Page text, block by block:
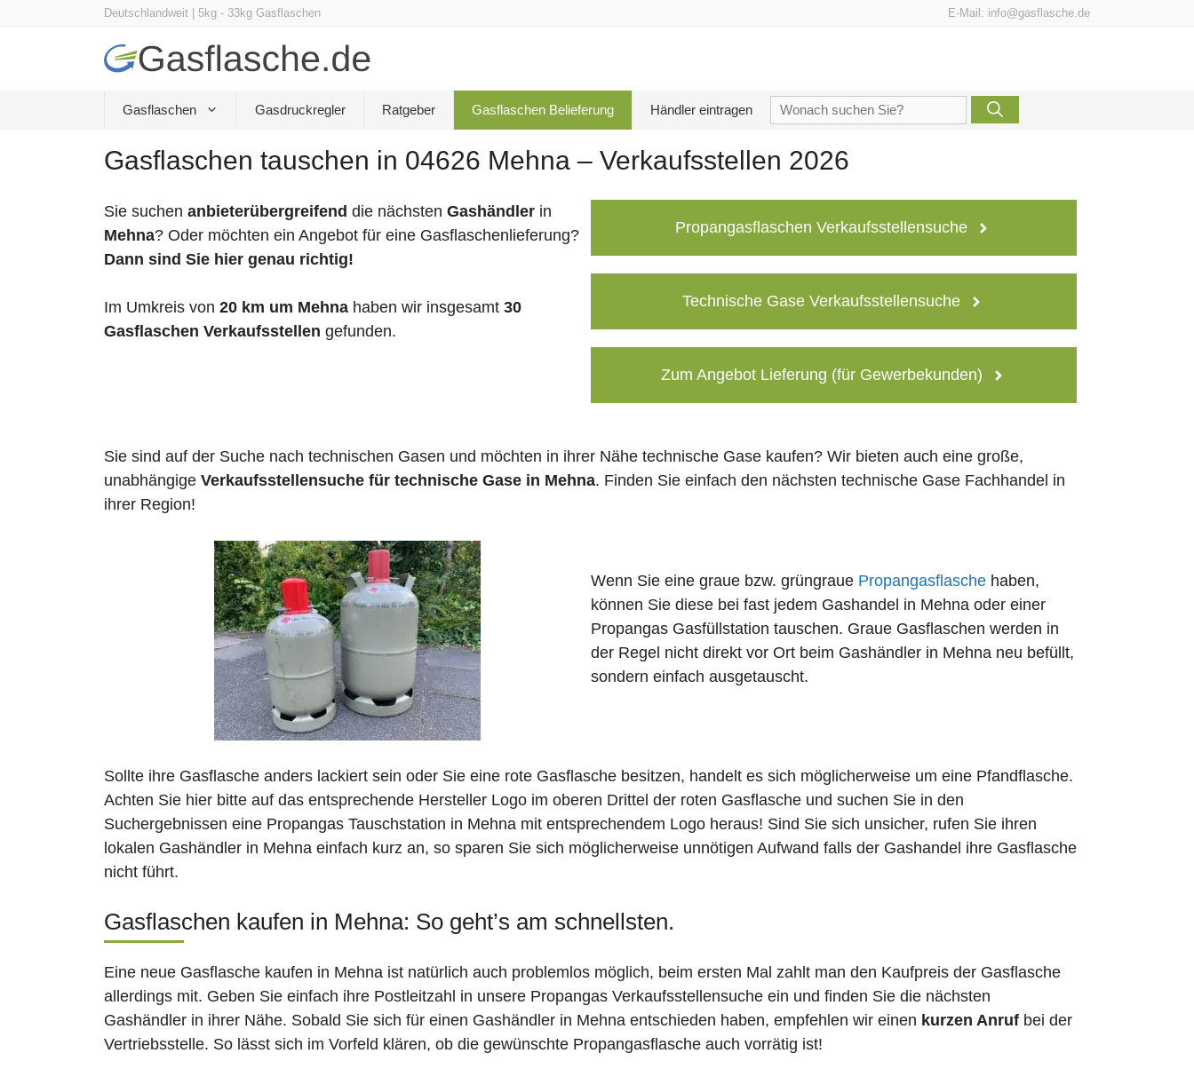
E-Mail: info@gasflasche.de
Deutschlandweit | 5kg - 33kg Gasflaschen
Gasflaschen Gasdruckregler Ratgeber Gasflaschen Belieferung Händler eintragen
Suche
Gasflaschen tauschen in 04626 Mehna – Verkaufsstellen 2026
Sie suchen anbieterübergreifend die nächsten Gashändler in
Mehna? Oder möchten ein Angebot für eine Gasflaschenlieferung?
Dann sind Sie hier genau richtig!
Im Umkreis von 20 km um Mehna haben wir insgesamt 30
Gasflaschen Verkaufsstellen gefunden.
Propangasflaschen Verkaufsstellensuche
Technische Gase Verkaufsstellensuche
Zum Angebot Lieferung (für Gewerbekunden)
Sie sind auf der Suche nach technischen Gasen und möchten in ihrer Nähe technische Gase kaufen? Wir bieten auch eine große,
unabhängige Verkaufsstellensuche für technische Gase in Mehna. Finden Sie einfach den nächsten technische Gase Fachhandel in
ihrer Region!
Wenn Sie eine graue bzw. grüngraue Propangasflaschehaben,
können Sie diese bei fast jedem Gashandel in Mehna oder einer
Propangas Gasfüllstation tauschen. Graue Gasflaschen werden in
der Regel nicht direkt vor Ort beim Gashändler in Mehna neu befüllt,
sondern einfach ausgetauscht.
Sollte ihre Gasflasche anders lackiert sein oder Sie eine rote Gasflasche besitzen, handelt es sich möglicherweise um eine Pfandflasche.
Achten Sie hier bitte auf das entsprechende Hersteller Logo im oberen Drittel der roten Gasflasche und suchen Sie in den
Suchergebnissen eine Propangas Tauschstation in Mehna mit entsprechendem Logo heraus! Sind Sie sich unsicher, rufen Sie ihren
lokalen Gashändler in Mehna einfach kurz an, so sparen Sie sich möglicherweise unnötigen Aufwand falls der Gashandel ihre Gasflasche
nicht führt.
Gasflaschen kaufen in Mehna: So geht’s am schnellsten.
Eine neue Gasflasche kaufen in Mehna ist natürlich auch problemlos möglich, beim ersten Mal zahlt man den Kaufpreis der Gasflasche
allerdings mit. Geben Sie einfach ihre Postleitzahl in unsere Propangas Verkaufsstellensuche ein und finden Sie die nächsten
Gashändler in ihrer Nähe. Sobald Sie sich für einen Gashändler in Mehna entschieden haben, empfehlen wir einen kurzen Anruf bei der
Vertriebsstelle. So lässt sich im Vorfeld klären, ob die gewünschte Propangasflasche auch vorrätig ist!